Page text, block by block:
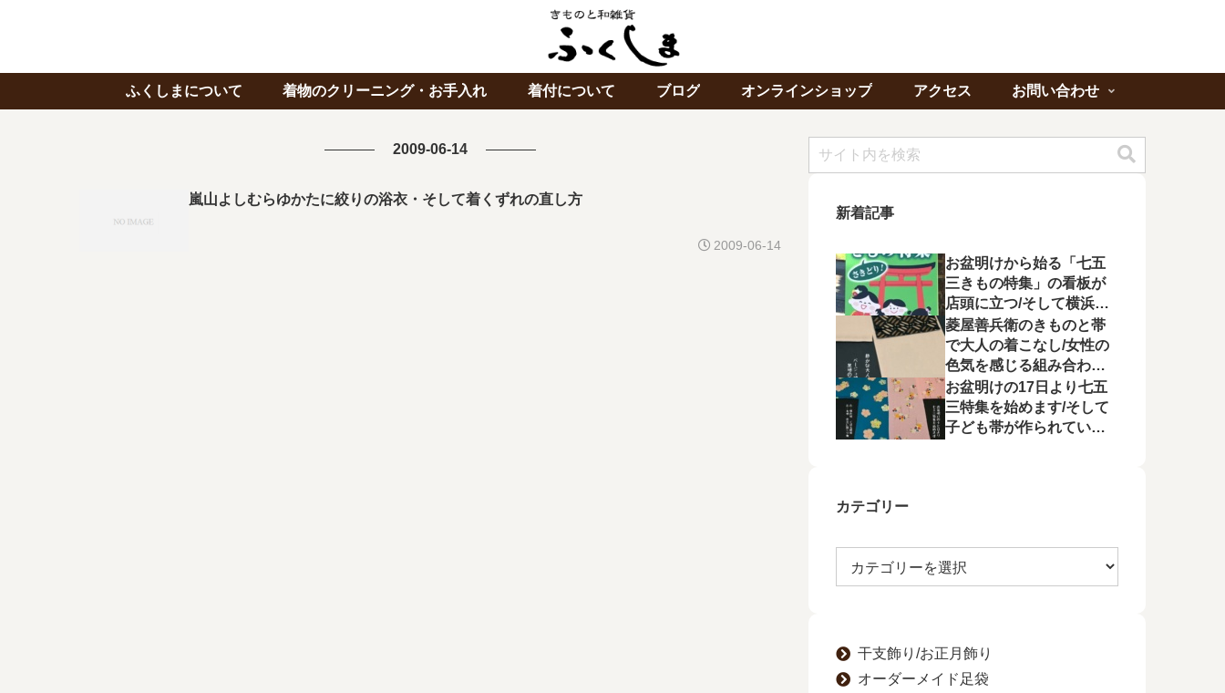
ふくしまについて 着物のクリーニング・お手入れ 着付について ブログ オンラインショップ アクセス お問い合わせ
2009-06-14
嵐山よしむらゆかたに絞りの浴衣・そして着くずれの直し方
2009-06-14
新着記事
お盆明けから始る「七五
三きもの特集」の看板が
店頭に立つ/そして横浜よ
り「ゆかたの夕べ」への
出席を頂く
菱屋善兵衛のきものと帯
で大人の着こなし/女性の
色気を感じる組み合わに
心が惹かれる
お盆明けの17日より七五
三特集を始めます/そして
子ども帯が作られてい状
カテゴリー
干支飾り/お正月飾り
オーダーメイド足袋